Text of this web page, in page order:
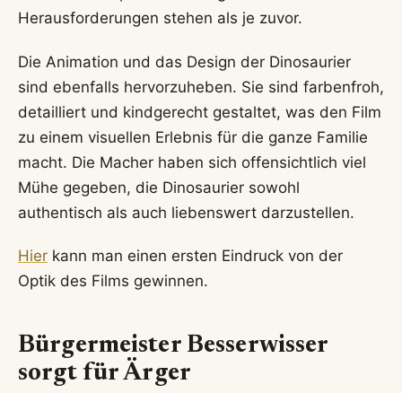
Herausforderungen stehen als je zuvor.
Die Animation und das Design der Dinosaurier
sind ebenfalls hervorzuheben. Sie sind farbenfroh,
detailliert und kindgerecht gestaltet, was den Film
zu einem visuellen Erlebnis für die ganze Familie
macht. Die Macher haben sich offensichtlich viel
Mühe gegeben, die Dinosaurier sowohl
authentisch als auch liebenswert darzustellen.
Hier kann man einen ersten Eindruck von der
Optik des Films gewinnen.
Bürgermeister Besserwisser
sorgt für Ärger